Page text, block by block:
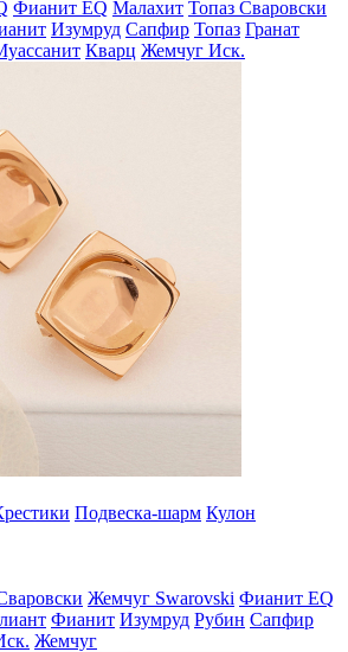
Фианит EQ Малахит Топаз Сваровски
Изумруд Сапфир Топаз Гранат
Кварц Жемчуг Иск.
Подвеска-шарм Кулон
Жемчуг Swarovski Фианит EQ
Фианит Изумруд Рубин Сапфир
Жемчуг